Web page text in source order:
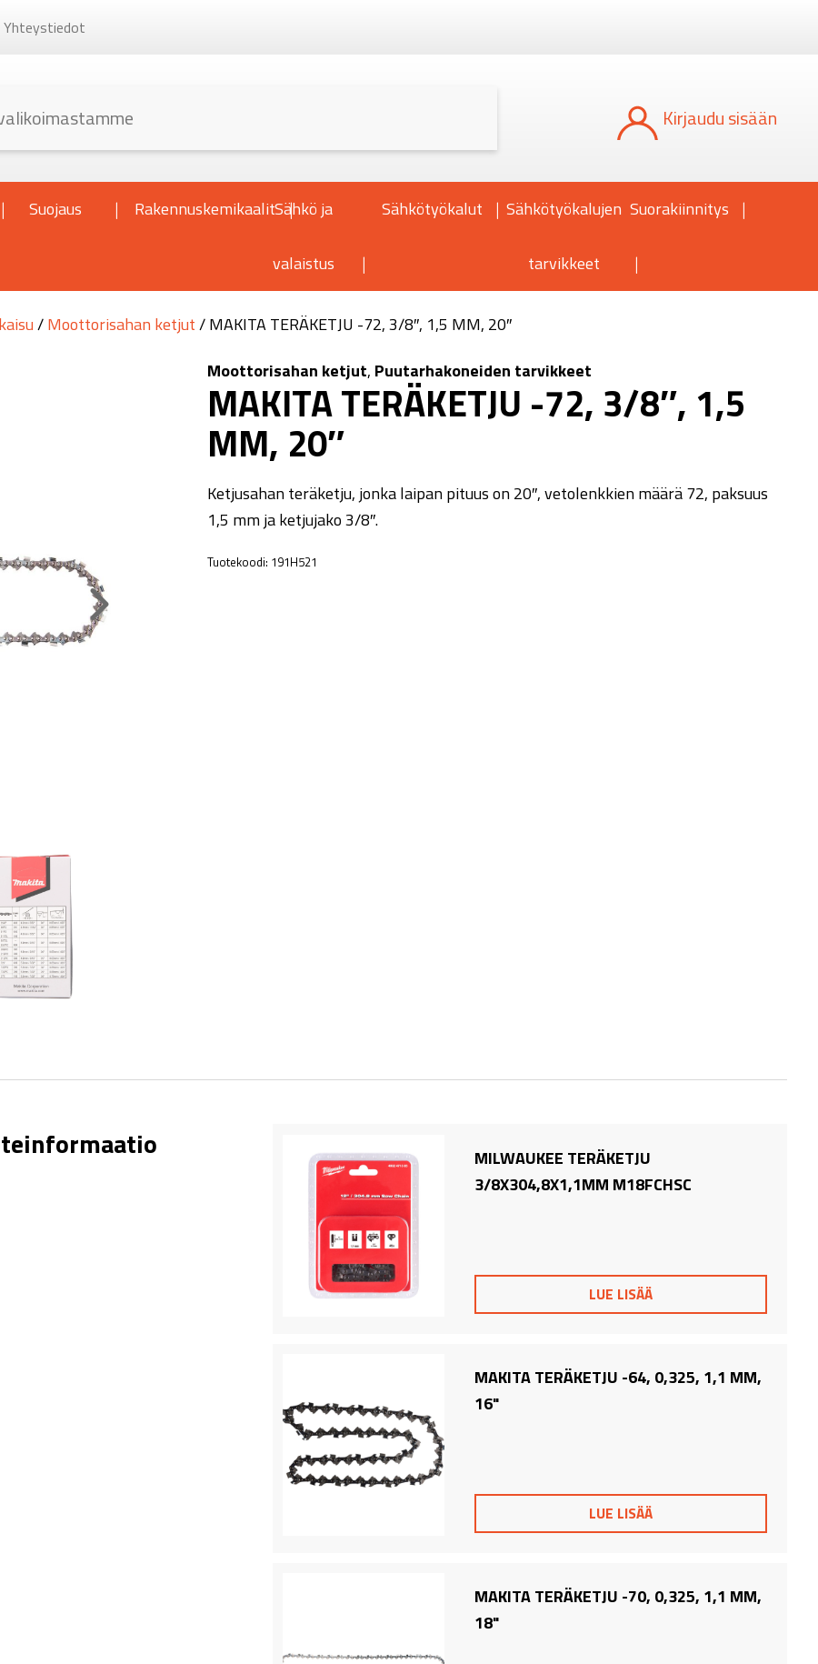
Yhteystiedot
Kun tuloksia tulee, voit selata niitä
Kirjaudu sisään
Suojaus RakennuskemikaalitSähkö ja
valaistus
Sähkötyökalut Sähkötyökalujen
tarvikkeet
Suorakiinnitys
/Moottorisahan ketjut/ MAKITA TERÄKETJU -72, 3/8″, 1,5 MM, 20″
Moottorisahan ketjut, Puutarhakoneiden tarvikkeet
MAKITA TERÄKETJU -72, 3/8″, 1,5
MM, 20″
Ketjusahan teräketju, jonka laipan pituus on 20″, vetolenkkien määrä 72, paksuus
1,5 mm ja ketjujako 3/8″.
Tuotekoodi: 191H521
MILWAUKEE TERÄKETJU
3/8X304,8X1,1MM M18FCHSC
LUE LISÄÄ
MAKITA TERÄKETJU -64, 0,325, 1,1 MM,
16"
LUE LISÄÄ
MAKITA TERÄKETJU -70, 0,325, 1,1 MM,
18"